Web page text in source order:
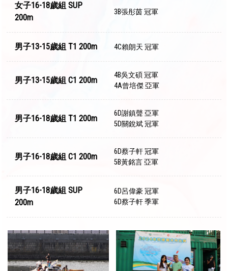
女子16-18歲組 SUP
200m
3B張彤茵 冠軍
男子13-15歲組 T1 200m 4C賴朗天 冠軍
男子13-15歲組 C1 200m
4B吳文碩 冠軍
4A曾培傑 亞軍
男子16-18歲組 T1 200m
6D謝鎮聲 亞軍
5D關銳斌 冠軍
男子16-18歲組 C1 200m
6D蔡子軒 冠軍
5B黃銘言 亞軍
男子16-18歲組 SUP
200m
6D呂偉豪 冠軍
6D蔡子軒 季軍